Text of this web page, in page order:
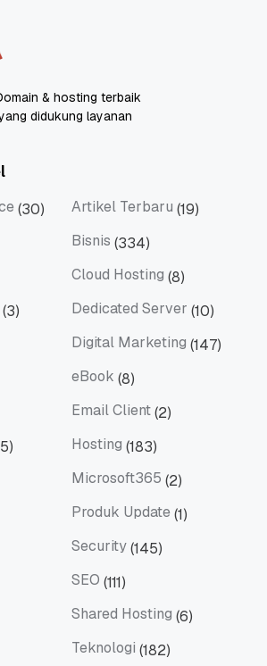
& hosting terbaik
didukung layanan
(30) Artikel Terbaru (19)
Bisnis (334)
Cloud Hosting (8)
(3) Dedicated Server (10)
Digital Marketing (147)
eBook (8)
Email Client(2)
Hosting (183)
Microsoft365 (2)
Produk Update (1)
Security(145)
SEO (111)
Shared Hosting (6)
Teknologi (182)